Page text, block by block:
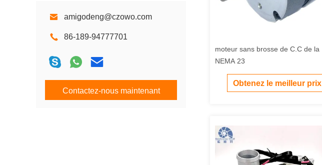
amigodeng@czowo.com
86-189-94777701
Contactez-nous maintenant
moteur sans brosse de C.C de la
NEMA 23
Obtenez le meilleur prix